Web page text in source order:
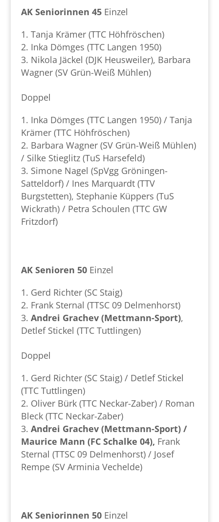
AK Seniorinnen 45 Einzel
Tanja Krämer (TTC Höhfröschen)
Inka Dömges (TTC Langen 1950)
Nikola Jäckel (DJK Heusweiler), Barbara
Wagner (SV Grün-Weiß Mühlen)
Doppel
Inka Dömges (TTC Langen 1950) / Tanja
Krämer (TTC Höhfröschen)
Barbara Wagner (SV Grün-Weiß Mühlen)
/ Silke Stieglitz (TuS Harsefeld)
Simone Nagel (SpVgg Gröningen-
Satteldorf) / Ines Marquardt (TTV
Burgstetten), Stephanie Küppers (TuS
Wickrath) / Petra Schoulen (TTC GW
Fritzdorf)
AK Senioren 50 Einzel
Gerd Richter (SC Staig)
Frank Sternal (TTSC 09 Delmenhorst)
Andrei Grachev (Mettmann-Sport),
Detlef Stickel (TTC Tuttlingen)
Doppel
Gerd Richter (SC Staig) / Detlef Stickel
(TTC Tuttlingen)
Oliver Bürk (TTC Neckar-Zaber) / Roman
Bleck (TTC Neckar-Zaber)
Andrei Grachev (Mettmann-Sport) /
Maurice Mann (FC Schalke 04), Frank
Sternal (TTSC 09 Delmenhorst) / Josef
Rempe (SV Arminia Vechelde)
AK Seniorinnen 50 Einzel